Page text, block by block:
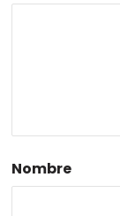
Nombre